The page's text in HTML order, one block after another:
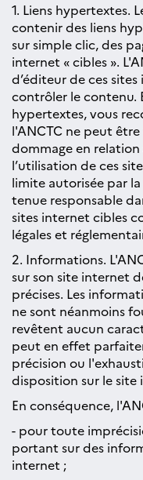
1. Liens hypertextes.
contenir des liens
sur simple clic, des
internet « cibles ».
d’éditeur de ces
contrôler le contenu.
hypertextes, vous
l'ANCTC ne peut
dommage en
l’utilisation de ces
limite autorisée par
tenue responsable
sites internet cibles
légales et
2. Informations.
sur son site internet
précises. Les
ne sont néanmoins
revêtent aucun
peut en effet
précision ou
disposition sur le site
En conséquence,
- pour toute
portant sur des
internet ;